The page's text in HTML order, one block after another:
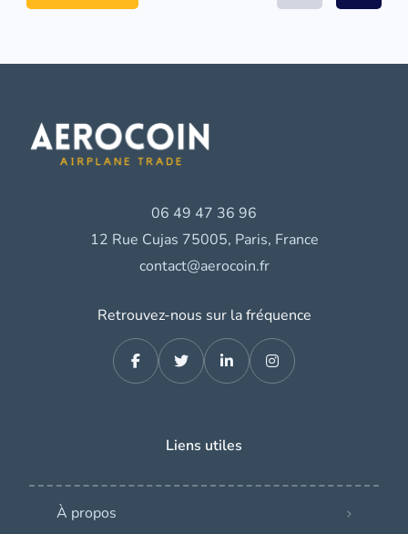
06 49 47 36 96
12 Rue Cujas 75005, Paris, France
contact@aerocoin.fr
Retrouvez-nous sur la fréquence
Liens utiles
À propos